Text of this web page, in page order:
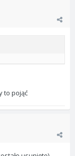
to pojąć